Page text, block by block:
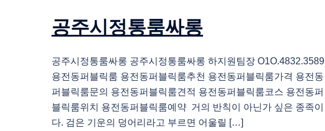
공주시정통룸싸롱
공주시정통룸싸롱 공주시정통룸싸롱 하지원팀장 O1O.4832.3589
용전동퍼블릭룸 용전동퍼블릭룸추천 용전동퍼블릭룸가격 용전동
퍼블릭룸문의 용전동퍼블릭룸견적 용전동퍼블릭룸코스 용전동퍼
블릭룸위치 용전동퍼블릭룸예약 거의 반칙이 아닌가 싶은 종족이
다. 검은 기운의 덩어리라고 부르면 어울릴 […]